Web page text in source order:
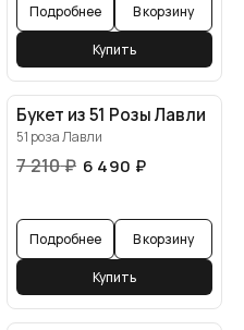
Подробнее В корзину
Купить
Букет из 51 Розы Лавли
51 роза Лавли
7 210₽ 6 490 ₽
Подробнее В корзину
Купить